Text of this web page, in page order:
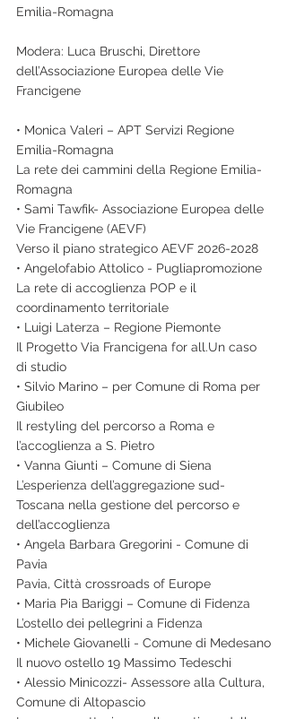
Emilia-Romagna
Modera: Luca Bruschi, Direttore
dell’Associazione Europea delle Vie
Francigene
• Monica Valeri – APT Servizi Regione
Emilia-Romagna
La rete dei cammini della Regione Emilia-
Romagna
• Sami Tawfik- Associazione Europea delle
Vie Francigene (AEVF)
Verso il piano strategico AEVF 2026-2028
• Angelofabio Attolico - Pugliapromozione
La rete di accoglienza POP e il
coordinamento territoriale
• Luigi Laterza – Regione Piemonte
Il Progetto Via Francigena for all.Un caso
di studio
• Silvio Marino – per Comune di Roma per
Giubileo
Il restyling del percorso a Roma e
l’accoglienza a S. Pietro
• Vanna Giunti – Comune di Siena
L’esperienza dell’aggregazione sud-
Toscana nella gestione del percorso e
dell’accoglienza
• Angela Barbara Gregorini - Comune di
Pavia
Pavia, Città crossroads of Europe
• Maria Pia Bariggi – Comune di Fidenza
L’ostello dei pellegrini a Fidenza
• Michele Giovanelli - Comune di Medesano
Il nuovo ostello 19 Massimo Tedeschi
• Alessio Minicozzi- Assessore alla Cultura,
Comune di Altopascio